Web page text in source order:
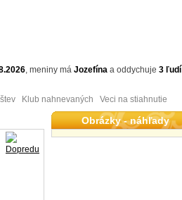
, meniny má Jozefína a oddychuje 3 ľudí
Klub nahnevaných Veci na stiahnutie
Obrázky - náhľady